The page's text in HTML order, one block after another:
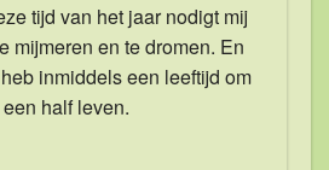
tijd van het jaar nodigt mij
mijmeren en te dromen. En
inmiddels een leeftijd om
half leven.